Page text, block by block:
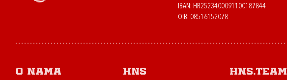
IBAN: HR2523400091100187844
OIB: 08516152078
O nama HNS HNS.team